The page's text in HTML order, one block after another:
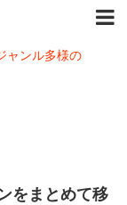
ャンル多様の
をまとめて移